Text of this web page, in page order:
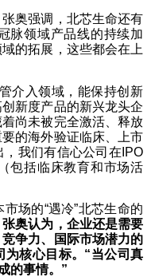
奥强调，北芯生命还有
脉领域产品线的持续加
的拓展，这些都会在上
介入领域，能保持创新
新度产品的新兴龙头企
尚未被完全激活、释放
的海外验证临床、上市
我们有信心公司在IPO
包括临床教育和市场活
场的“遇冷”北芯生命的
张奥认为，企业还是需要
争力、国际市场潜力的
为核心目标。“当公司真
的事情。”